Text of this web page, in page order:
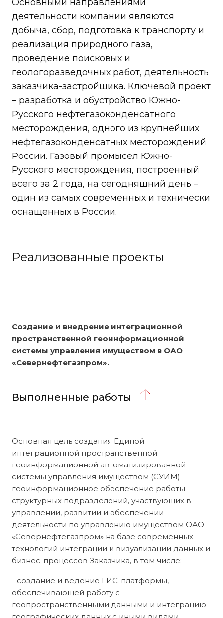
Основными направлениями
деятельности компании являются
добыча, сбор, подготовка к транспорту и
реализация природного газа,
проведение поисковых и
геологоразведочных работ, деятельность
заказчика-застройщика. Ключевой проект
– разработка и обустройство Южно-
Русского нефтегазоконденсатного
месторождения, одного из крупнейших
нефтегазоконденсатных месторождений
России. Газовый промысел Южно-
Русского месторождения, построенный
всего за 2 года, на сегодняшний день –
один из самых современных и технически
оснащенных в России.
Реализованные проекты
Создание и внедрение интеграционной
пространственной геоинформационной
системы управления имуществом в ОАО
«Севернефтегазпром».
Выполненные работы
Основная цель создания Единой
интеграционной пространственной
геоинформационной автоматизированной
системы управления имуществом (СУИМ) –
геоинформационное обеспечение работы
структурных подразделений, участвующих в
управлении, развитии и обеспечении
деятельности по управлению имуществом ОАО
«Севернефтегазпром» на базе современных
технологий интеграции и визуализации данных и
бизнес-процессов Заказчика, в том числе:
- создание и ведение ГИС-платформы,
обеспечивающей работу с
геопространственными данными и интеграцию